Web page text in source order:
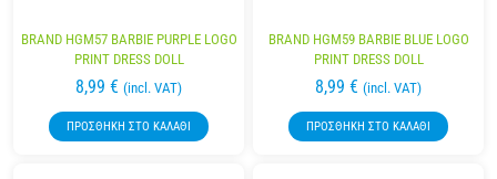
BRAND HGM57 BARBIE PURPLE LOGO
PRINT DRESS DOLL
8,99 € (incl. VAT)
ΠΡΟΣΘΉΚΗ ΣΤΟ ΚΑΛΆΘΙ
BRAND HGM59 BARBIE BLUE LOGO
PRINT DRESS DOLL
8,99 € (incl. VAT)
ΠΡΟΣΘΉΚΗ ΣΤΟ ΚΑΛΆΘΙ